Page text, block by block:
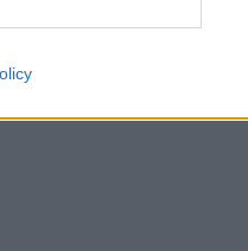
από 6,7 εκατ.
-29.000 ραντεβού